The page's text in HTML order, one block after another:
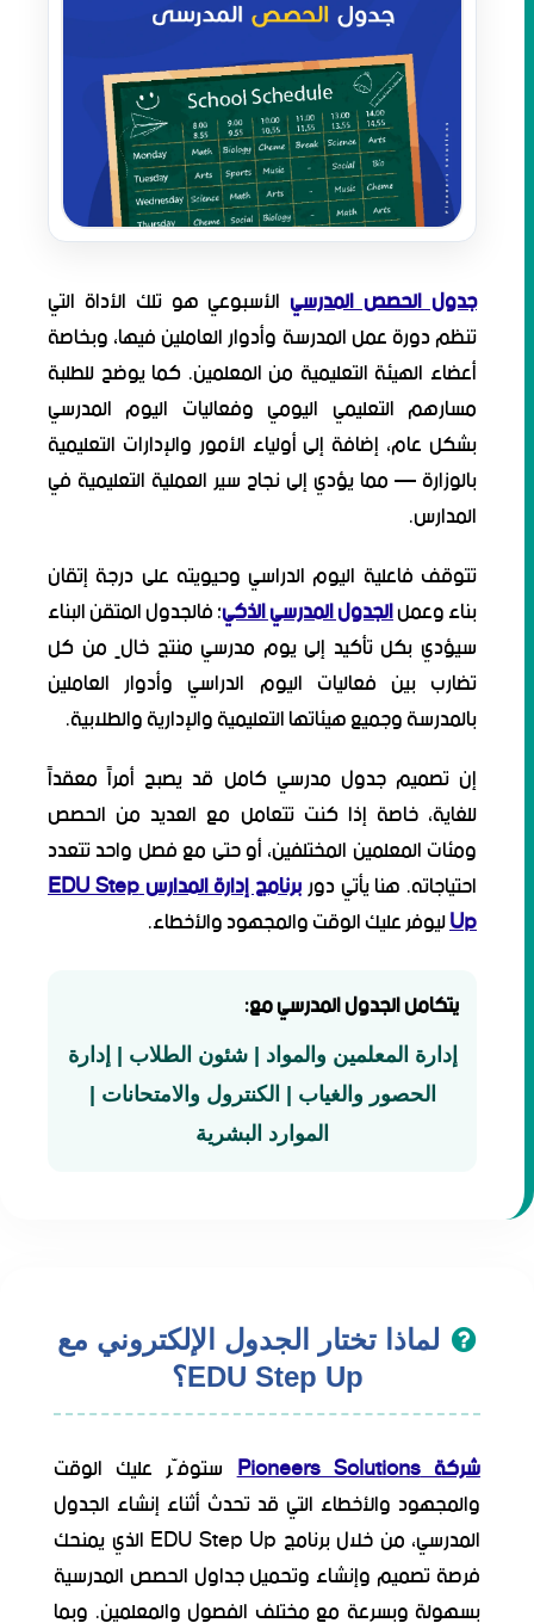
جدول الحصص المدرسي الأسبوعي هو تلك الأداة التي
تنظم دورة عمل المدرسة وأدوار العاملين فيها، وبخاصة
أعضاء الهيئة التعليمية من المعلمين. كما يوضح للطلبة
مسارهم التعليمي اليومي وفعاليات اليوم المدرسي
بشكل عام، إضافة إلى أولياء الأمور والإدارات التعليمية
بالوزارة — مما يؤدي إلى نجاح سير العملية التعليمية في
المدارس.
تتوقف فاعلية اليوم الدراسي وحيويته على درجة إتقان
بناء وعملالجدول المدرسي الذكي؛ فالجدول المتقن البناء
سيؤدي بكل تأكيد إلى يوم مدرسي منتج خالٍ من كل
تضارب بين فعاليات اليوم الدراسي وأدوار العاملين
بالمدرسة وجميع هيئاتها التعليمية والإدارية والطلابية.
إن تصميم جدول مدرسي كامل قد يصبح أمراً معقداً
للغاية، خاصة إذا كنت تتعامل مع العديد من الحصص
ومئات المعلمين المختلفين، أو حتى مع فصل واحد تتعدد
احتياجاته. هنا يأتي دور برنامج إدارة المدارس EDU Step
Upليوفر عليك الوقت والمجهود والأخطاء.
يتكامل الجدول المدرسي مع:
إدارة المعلمين والمواد | شئون الطلاب | إدارة
الحصور والغياب | الكنترول والامتحانات |
الموارد البشرية
لماذا تختار الجدول الإلكتروني مع
EDU Step Up؟
شركة Pioneers Solutions ستوفّر عليك الوقت
والمجهود والأخطاء التي قد تحدث أثناء إنشاء الجدول
المدرسي، من خلال برنامج EDU Step Up الذي يمنحك
فرصة تصميم وإنشاء وتحميل جداول الحصص المدرسية
بسهولة وبسرعة مع مختلف الفصول والمعلمين. وبما